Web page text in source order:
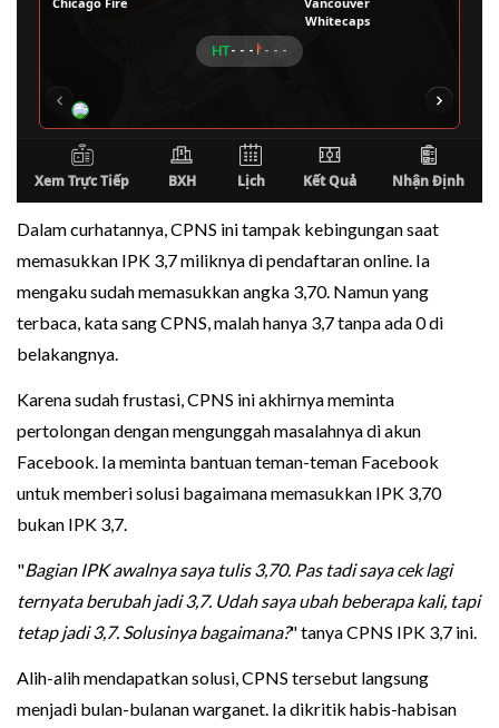
Dalam curhatannya, CPNS ini tampak kebingungan saat
memasukkan IPK 3,7 miliknya di pendaftaran online. Ia
mengaku sudah memasukkan angka 3,70. Namun yang
terbaca, kata sang CPNS, malah hanya 3,7 tanpa ada 0 di
belakangnya.
Karena sudah frustasi, CPNS ini akhirnya meminta
pertolongan dengan mengunggah masalahnya di akun
Facebook. Ia meminta bantuan teman-teman Facebook
untuk memberi solusi bagaimana memasukkan IPK 3,70
bukan IPK 3,7.
"Bagian IPK awalnya saya tulis 3,70. Pas tadi saya cek lagi
ternyata berubah jadi 3,7. Udah saya ubah beberapa kali, tapi
tetap jadi 3,7. Solusinya bagaimana?" tanya CPNS IPK 3,7 ini.
Alih-alih mendapatkan solusi, CPNS tersebut langsung
menjadi bulan-bulanan warganet. Ia dikritik habis-habisan